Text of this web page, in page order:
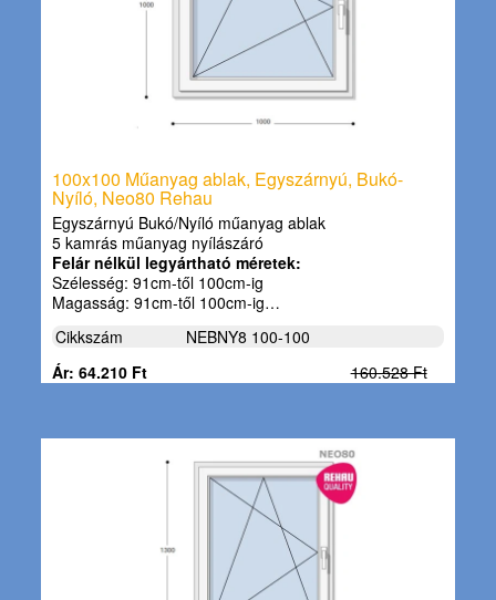
100x100 Műanyag ablak, Egyszárnyú, Bukó-
Nyíló, Neo80 Rehau
Egyszárnyú Bukó/Nyíló műanyag ablak
5 kamrás műanyag nyílászáró
Felár nélkül legyártható méretek:
Szélesség: 91cm-től 100cm-ig
Magasság: 91cm-től 100cm-ig…
Cikkszám
NEBNY8 100-100
Ár: 64.210 Ft
160.528 Ft